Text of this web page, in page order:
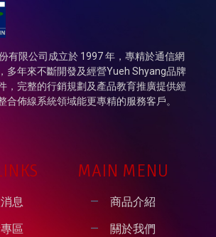
有限公司成立於 1997 年，專精於通信網
多年來不斷開發及經營Yueh Shyang品牌
，完整的行銷規劃及產品教育推廣提供經
合佈線系統領域能更專精的服務客戶。
息
區
MAIN MENU
商品介紹
關於我們